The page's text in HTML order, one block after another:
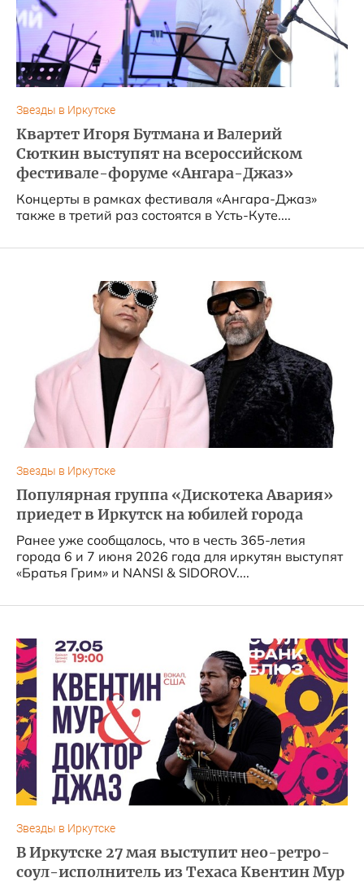
Звезды в Иркутске
Квартет Игоря Бутмана и Валерий
Сюткин выступят на всероссийском
фестивале-форуме «Ангара-Джаз»
Концерты в рамках фестиваля «Ангара-Джаз»
также в третий раз состоятся в Усть-Куте....
Звезды в Иркутске
Популярная группа «Дискотека Авария»
приедет в Иркутск на юбилей города
Ранее уже сообщалось, что в честь 365-летия
города 6 и 7 июня 2026 года для иркутян выступят
«Братья Грим» и NANSI & SIDOROV....
Звезды в Иркутске
В Иркутске 27 мая выступит нео-ретро-
соул-исполнитель из Техаса Квентин Мур